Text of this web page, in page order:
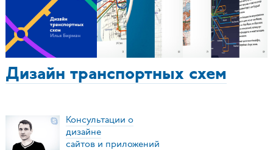
Дизайн транспортных схем
Консультации о
дизайне
сайтов и приложений